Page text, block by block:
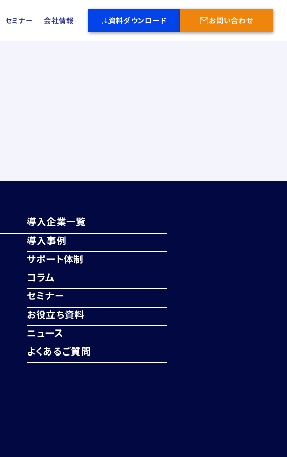
セミナー 会社情報 資料ダウンロード お問い合わせ
導入企業一覧
導入事例
サポート体制
コラム
セミナー
お役立ち資料
ニュース
よくあるご質問